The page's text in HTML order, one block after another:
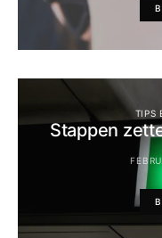
TIPS
Stappen